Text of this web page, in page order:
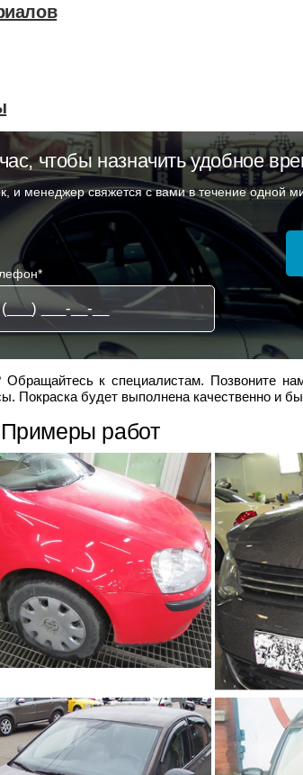
чтобы назначить удобное
и менеджер свяжется с вами в течение одной
Обращайтесь к специалистам. Позвоните
Покраска будет выполнена качественно и
Примеры работ